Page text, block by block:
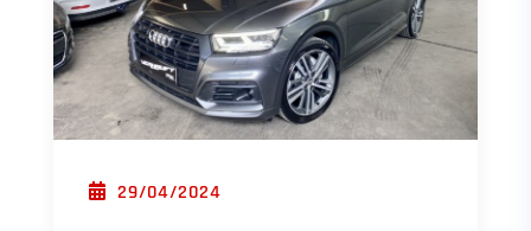
POSTED ON
29/04/2024